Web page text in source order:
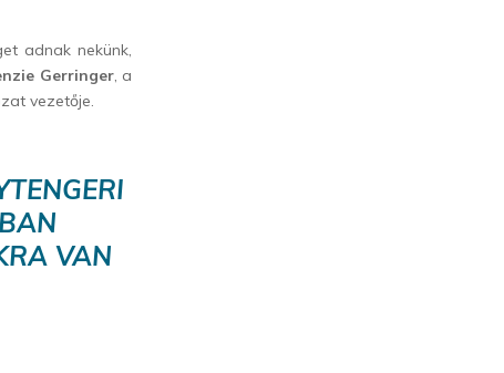
adnak nekünk,
Gerringer, a
vezetője.
VAN